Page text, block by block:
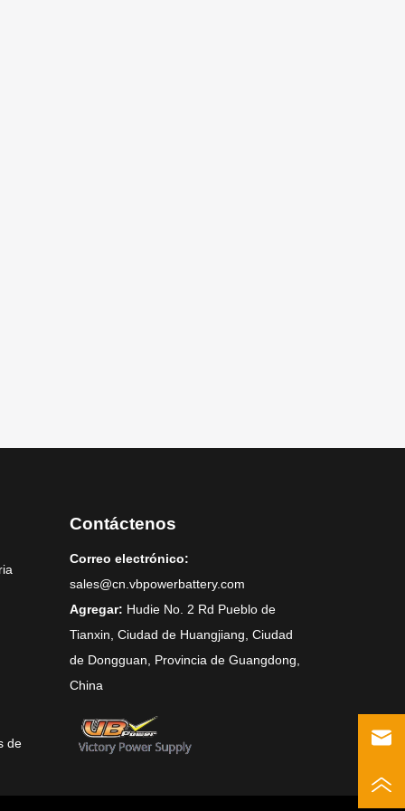
de
Contáctenos
Correo electrónico:
sales@cn.vbpowerbattery.com
Agregar: Hudie No. 2 Rd Pueblo de
Tianxin, Ciudad de Huangjiang, Ciudad
de Dongguan, Provincia de Guangdong,
China